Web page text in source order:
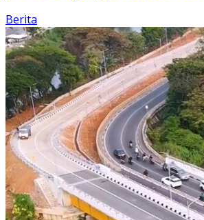
Berita